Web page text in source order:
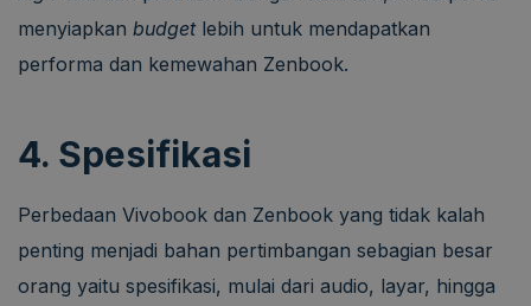
menyiapkan budgetlebih untuk mendapatkan
performa dan kemewahan Zenbook.
4. Spesifikasi
Perbedaan Vivobook dan Zenbook yang tidak kalah
penting menjadi bahan pertimbangan sebagian besar
orang yaitu spesifikasi, mulai dari audio, layar, hingga